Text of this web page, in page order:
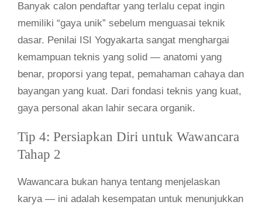
Banyak calon pendaftar yang terlalu cepat ingin
memiliki “gaya unik” sebelum menguasai teknik
dasar. Penilai ISI Yogyakarta sangat menghargai
kemampuan teknis yang solid — anatomi yang
benar, proporsi yang tepat, pemahaman cahaya dan
bayangan yang kuat. Dari fondasi teknis yang kuat,
gaya personal akan lahir secara organik.
Tip 4: Persiapkan Diri untuk Wawancara
Tahap 2
Wawancara bukan hanya tentang menjelaskan
karya — ini adalah kesempatan untuk menunjukkan